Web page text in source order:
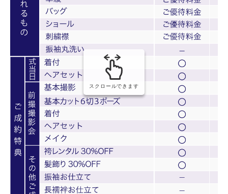
スクロールできます